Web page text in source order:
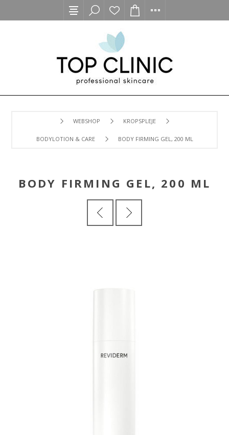
WEBSHOP KROPSPLEJE
BODYLOTION & CARE BODY FIRMING GEL, 200 ML
BODY FIRMING GEL, 200 ML